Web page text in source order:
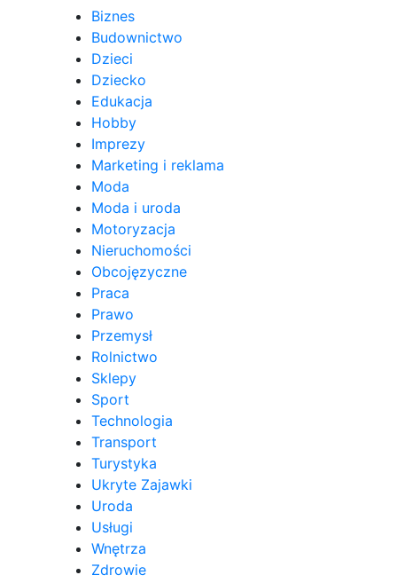
Biznes
Budownictwo
Dzieci
Dziecko
Edukacja
Hobby
Imprezy
Marketing i reklama
Moda
Moda i uroda
Motoryzacja
Nieruchomości
Obcojęzyczne
Praca
Prawo
Przemysł
Rolnictwo
Sklepy
Sport
Technologia
Transport
Turystyka
Ukryte Zajawki
Uroda
Usługi
Wnętrza
Zdrowie